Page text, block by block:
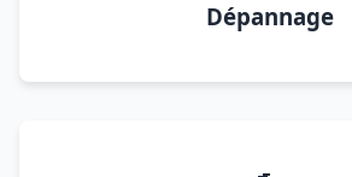
Dépannage